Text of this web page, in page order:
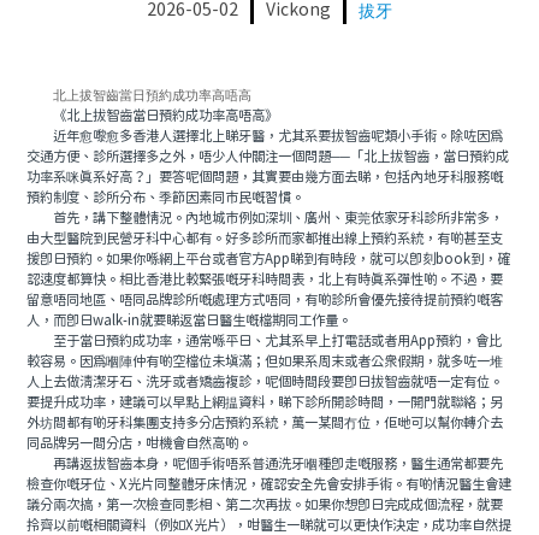
2026-05-02 Vickong 拔牙
北上拔智齒當日預約成功率高唔高
《北上拔智齒當日預約成功率高唔高》
近年愈嚟愈多香港人選擇北上睇牙醫，尤其系要拔智齒呢類小手術。除咗因爲
交通方便、診所選擇多之外，唔少人仲關注一個問題──「北上拔智齒，當日預約成
功率系咪真系好高？」要答呢個問題，其實要由幾方面去睇，包括內地牙科服務嘅
預約制度、診所分布、季節因素同市民嘅習慣。
首先，講下整體情況。內地城市例如深圳、廣州、東莞依家牙科診所非常多，
由大型醫院到民營牙科中心都有。好多診所而家都推出線上預約系統，有啲甚至支
援即日預約。如果你喺網上平台或者官方App睇到有時段，就可以即刻book到，確
認速度都算快。相比香港比較緊張嘅牙科時間表，北上有時真系彈性啲。不過，要
留意唔同地區、唔同品牌診所嘅處理方式唔同，有啲診所會優先接待提前預約嘅客
人，而即日walk-in就要睇返當日醫生嘅檔期同工作量。
至于當日預約成功率，通常喺平日、尤其系早上打電話或者用App預約，會比
較容易。因爲嗰陣仲有啲空檔位未填滿；但如果系周末或者公衆假期，就多咗一堆
人上去做清潔牙石、洗牙或者矯齒複診，呢個時間段要即日拔智齒就唔一定有位。
要提升成功率，建議可以早點上網揾資料，睇下診所開診時間，一開門就聯絡；另
外坊間都有啲牙科集團支持多分店預約系統，萬一某間冇位，佢哋可以幫你轉介去
同品牌另一間分店，咁機會自然高啲。
再講返拔智齒本身，呢個手術唔系普通洗牙嗰種即走嘅服務，醫生通常都要先
檢查你嘅牙位、X光片同整體牙床情況，確認安全先會安排手術。有啲情況醫生會建
議分兩次搞，第一次檢查同影相、第二次再拔。如果你想即日完成成個流程，就要
拎齊以前嘅相關資料（例如X光片），咁醫生一睇就可以更快作決定，成功率自然提